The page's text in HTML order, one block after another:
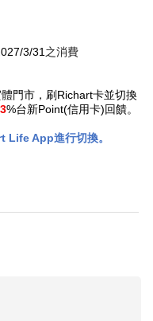
3/31之消費
門市， 刷 Richart卡並切換
%台新Point(信用卡)回饋。
Life App進行切換。